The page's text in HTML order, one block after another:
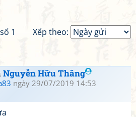
Xếp theo:
1
Nguyễn Hữu Thăng
ngày 29/07/2019 14:53